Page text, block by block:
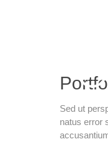
Sed ut
natus error